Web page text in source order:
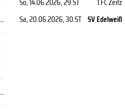
Sa, 20.06.2026, 30.ST SV Edelweiß